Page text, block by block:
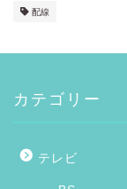
配線
カテゴリー
テレビ